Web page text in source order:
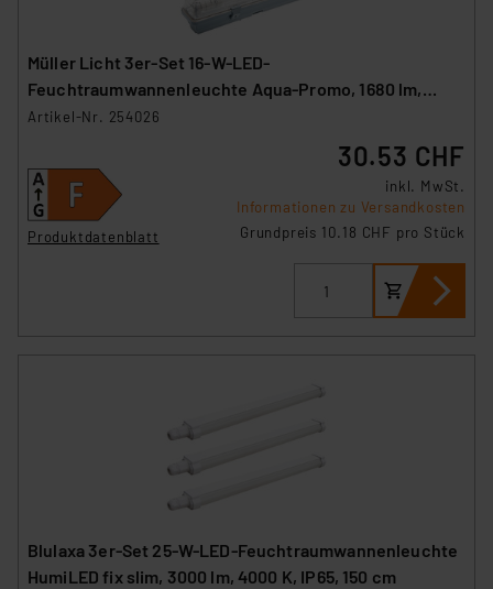
Müller Licht 3er-Set 16-W-LED-
Feuchtraumwannenleuchte Aqua-Promo, 1680 lm,
4000 K, IP65, 120 cm
Artikel-Nr. 254026
Produktdatenblatt
30.53 CHF
inkl. MwSt.
Informationen zu Versandkosten
Grundpreis 10.18 CHF pro Stück
Blulaxa 3er-Set 25-W-LED-Feuchtraumwannenleuchte
HumiLED fix slim, 3000 lm, 4000 K, IP65, 150 cm